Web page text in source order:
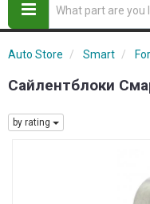
Auto Store Smart
Сайлентблоки
by rating